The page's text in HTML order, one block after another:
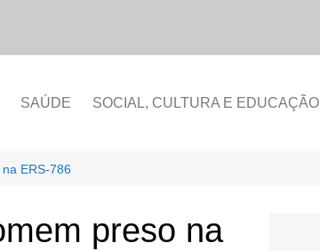
SAÚDE SOCIAL, CULTURA E EDUCAÇÃO
ERS-786
preso na